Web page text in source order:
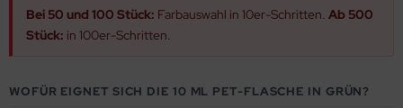
Bei 50 und 100 Stück: Farbauswahl in 10er-Schritten.Ab 500
Stück: in 100er-Schritten.
WOFÜR EIGNET SICH DIE 10 ML PET-FLASCHE IN GRÜN?